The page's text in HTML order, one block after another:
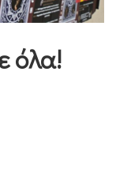
όλα!